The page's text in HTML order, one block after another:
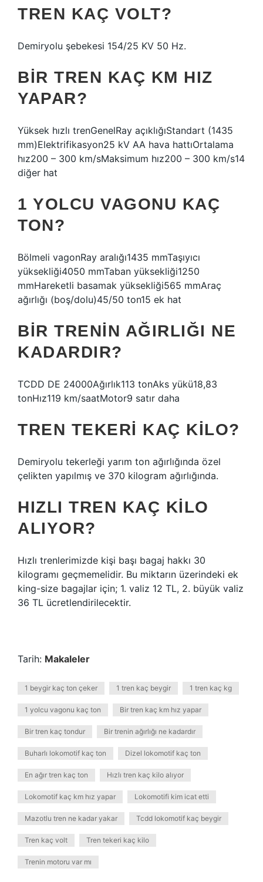
TREN KAÇ VOLT?
Demiryolu şebekesi 154/25 KV 50 Hz.
BIR TREN KAÇ KM HIZ
YAPAR?
Yüksek hızlı trenGenelRay açıklığıStandart (1435
mm)Elektrifikasyon25 kV AA hava hattıOrtalama
hız200 – 300 km/sMaksimum hız200 – 300 km/s14
diğer hat
1 YOLCU VAGONU KAÇ
TON?
Bölmeli vagonRay aralığı1435 mmTaşıyıcı
yüksekliği4050 mmTaban yüksekliği1250
mmHareketli basamak yüksekliği565 mmAraç
ağırlığı (boş/dolu)45/50 ton15 ek hat
BIR TRENIN AĞIRLIĞI NE
KADARDIR?
TCDD DE 24000Ağırlık113 tonAks yükü18,83
tonHız119 km/saatMotor9 satır daha
TREN TEKERI KAÇ KILO?
Demiryolu tekerleği yarım ton ağırlığında özel
çelikten yapılmış ve 370 kilogram ağırlığında.
HIZLI TREN KAÇ KILO
ALIYOR?
Hızlı trenlerimizde kişi başı bagaj hakkı 30
kilogramı geçmemelidir. Bu miktarın üzerindeki ek
king-size bagajlar için; 1. valiz 12 TL, 2. büyük valiz
36 TL ücretlendirilecektir.
Tarih: Makaleler
1 beygir kaç ton çeker 1 tren kaç beygir 1 tren kaç kg
1 yolcu vagonu kaç ton Bir tren kaç km hız yapar
Bir tren kaç tondur Bir trenin ağırlığı ne kadardır
Buharlı lokomotif kaç ton Dizel lokomotif kaç ton
En ağır tren kaç ton Hızlı tren kaç kilo alıyor
Lokomotif kaç km hız yapar Lokomotifi kim icat etti
Mazotlu tren ne kadar yakar Tcdd lokomotif kaç beygir
Tren kaç volt Tren tekeri kaç kilo
Trenin motoru var mı